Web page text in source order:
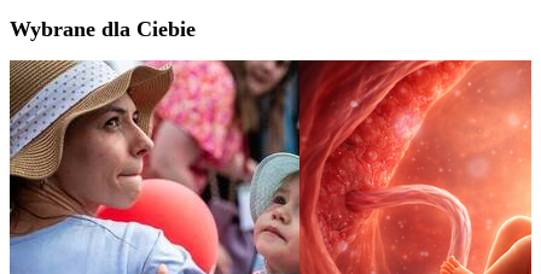
Wybrane dla Ciebie